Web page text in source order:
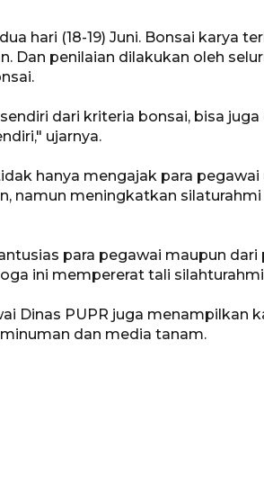
hari (18-19) Juni. Bonsai karya
Dan penilaian dilakukan oleh
dari kriteria bonsai, bisa juga
ujarnya.
hanya mengajak para pegawai
namun meningkatkan
para pegawai maupun dari
ini mempererat tali
Dinas PUPR juga menampilkan
dan media tanam.